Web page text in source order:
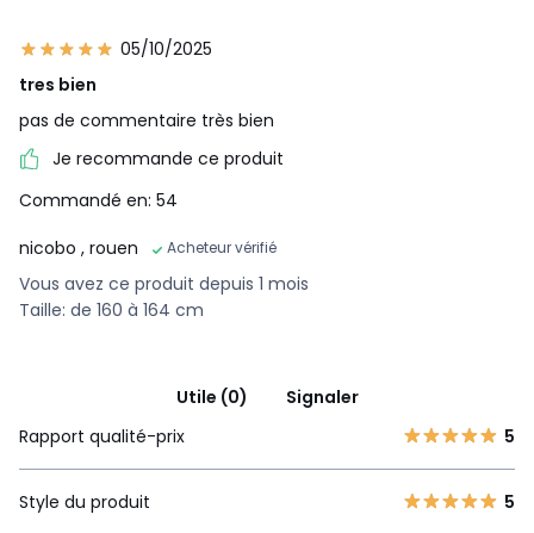
05/10/2025
tres bien
pas de commentaire très bien
Je recommande ce produit
Commandé en: 54
nicobo , rouen Acheteur vérifié
Vous avez ce produit depuis 1 mois
Taille: de 160 à 164 cm
Utile (0)
Signaler
Rapport qualité-prix
5
Style du produit 5